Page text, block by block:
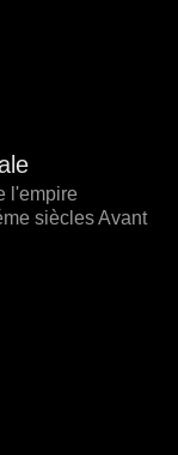
l'empire
siècles Avant